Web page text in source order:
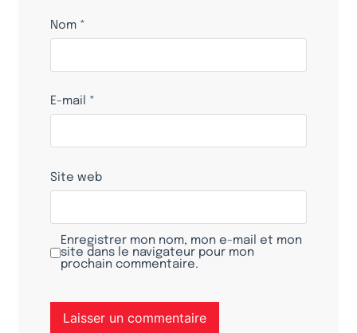
Nom *
E-mail *
Site web
Enregistrer mon nom, mon e-mail et mon
site dans le navigateur pour mon
prochain commentaire.